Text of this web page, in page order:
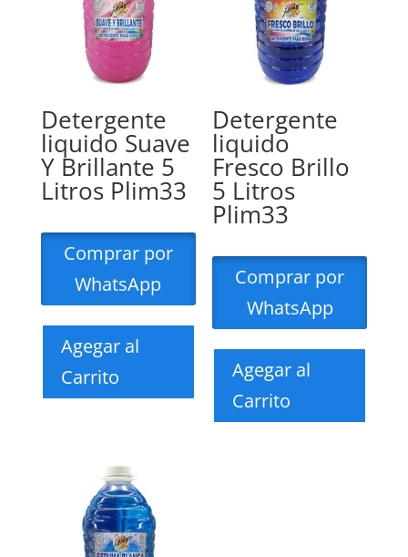
Detergente
liquido Suave
Y Brillante 5
Litros Plim33
Comprar por
WhatsApp
Agegar al
Carrito
Detergente
liquido
Fresco Brillo
5 Litros
Plim33
Comprar por
WhatsApp
Agegar al
Carrito